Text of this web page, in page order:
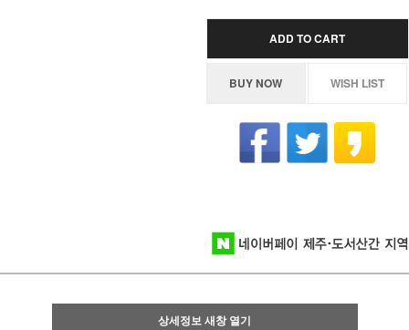
ADD TO CART
BUY NOW WISH LIST
상세정보 새창 열기